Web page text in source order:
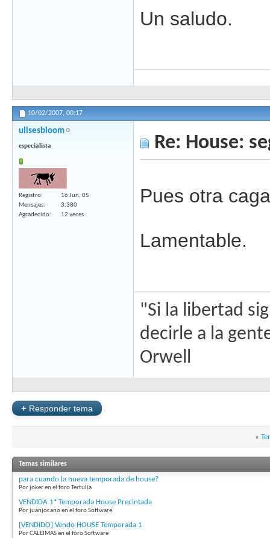
Un saludo.
10/02/2007, 00:17
ulisesbloom
especialista
Registro
16 Jun, 05
Mensajes
3,380
Agradecido
12 veces
Re: House:
Pues otra
Lamentable.
"Si la libertad
decirle a la
Orwell
+ Responder tema
«
Temas similares
para cuando la nueva temporada de house?
Por joker en el foro Tertulia
VENDIDA 1ª Temporada House Precintada
Por juanjocano en el foro Software
[VENDIDO] Vendo HOUSE Temporada 1
Por CALEIMAS en el foro Software